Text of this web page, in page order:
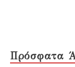
Πρόσφατα